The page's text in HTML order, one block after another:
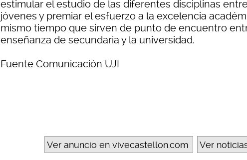
estimular el estudio de las diferentes disciplinas
jóvenes y premiar el esfuerzo a la excelencia
mismo tiempo que sirven de punto de encuentro
enseñanza de secundaria y la universidad.
Fuente Comunicación UJI
Ver anuncio en vivecastellon.com Ver